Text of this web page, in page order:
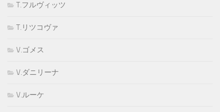
T.フルヴィッツ
T.リツコヴァ
V.ゴメス
V.ダニリーナ
V.ルーケ